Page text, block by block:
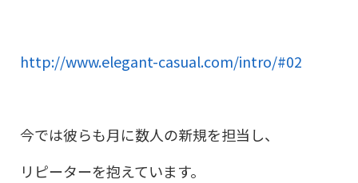
http://www.elegant-casual.com/intro/#02
今では彼らも月に数人の新規を担当し、
リピーターを抱えています。